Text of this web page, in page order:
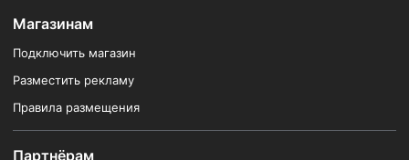
Магазинам
Подключить магазин
Разместить рекламу
Правила размещения
Партнёрам